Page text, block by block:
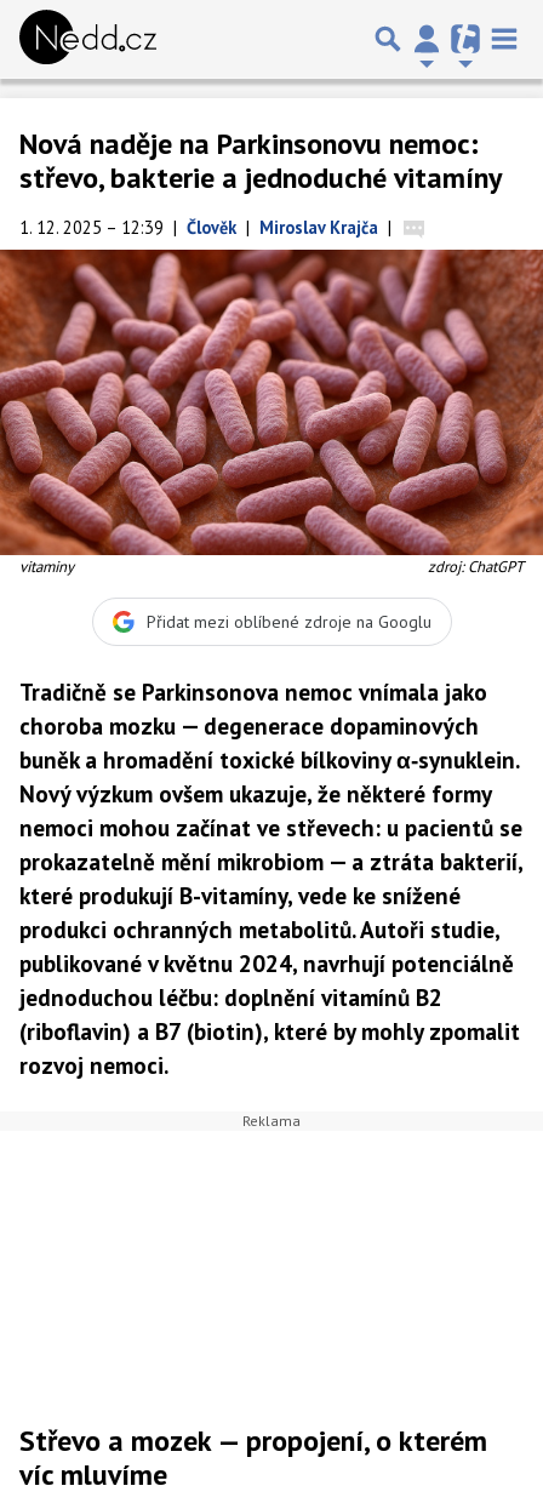
Nová naděje na Parkinsonovu nemoc:
střevo, bakterie a jednoduché vitamíny
1. 12. 2025 – 12:39 | Člověk | Miroslav Krajča |
vitaminy zdroj: ChatGPT
Přidat mezi oblíbené zdroje na Googlu
Tradičně se Parkinsonova nemoc vnímala jako
choroba mozku — degenerace dopaminových
buněk a hromadění toxické bílkoviny α‑synuklein.
Nový výzkum ovšem ukazuje, že některé formy
nemoci mohou začínat ve střevech: u pacientů se
prokazatelně mění mikrobiom — a ztráta bakterií,
které produkují B-vitamíny, vede ke snížené
produkci ochranných metabolitů. Autoři studie,
publikované v květnu 2024, navrhují potenciálně
jednoduchou léčbu: doplnění vitamínů B2
(riboflavin) a B7 (biotin), které by mohly zpomalit
rozvoj nemoci.
Střevo a mozek — propojení, o kterém
víc mluvíme